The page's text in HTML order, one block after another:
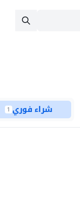
شراء فوري 1